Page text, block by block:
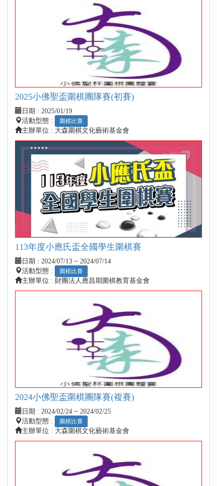
2025小佛聖盃圍棋團隊賽(初賽)
日期 : 2025/01/19
活動型態 :
圍棋比賽
主辦單位 : 大森圍棋文化藝術基金會
113年度小應氏盃全國學生圍棋賽
日期 : 2024/07/13 ~ 2024/07/14
活動型態 :
圍棋比賽
主辦單位 : 財團法人應昌期圍棋教育基金會
2024小佛聖盃圍棋團隊賽(複賽)
日期 : 2024/02/24 ~ 2024/02/25
活動型態 :
圍棋比賽
主辦單位 : 大森圍棋文化藝術基金會